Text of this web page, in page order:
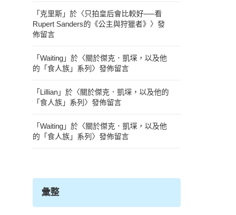
「 克里斯 」於〈只拍皇后會比較好──看
Rupert Sanders的《公主與狩獵者》 〉發
佈留言
「 Waiting 」於〈關於傑克．凱堔，以及他
的「食人族」系列 〉發佈留言
「 Lillian 」於〈關於傑克．凱堔，以及他的
「食人族」系列 〉發佈留言
「 Waiting 」於〈關於傑克．凱堔，以及他
的「食人族」系列 〉發佈留言
彙整